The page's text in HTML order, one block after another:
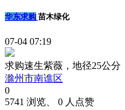
华东求购 苗木绿化
07-04 07:19
求购速生紫薇，地径25公分
滁州市南谯区
0
5741 浏览、 0 人点赞